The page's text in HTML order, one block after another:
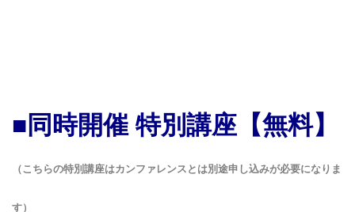
■同時開催 特別講座 【無料】
（こちらの特別講座はカンファレンスとは別途申し込みが必要になりま
す）